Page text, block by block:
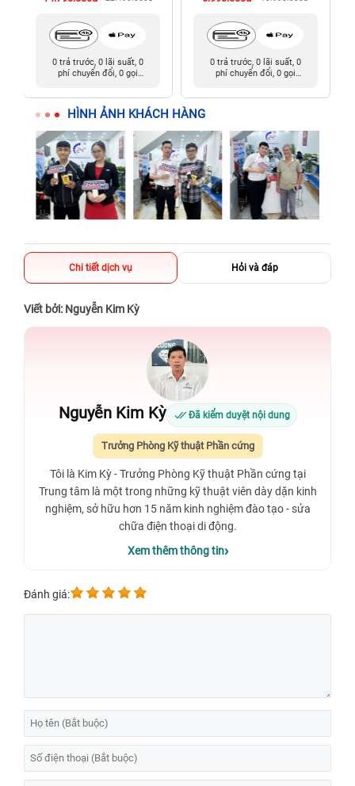
0 trả trước, 0 lãi suất, 0
phí chuyển đổi, 0 gọi
0 trả trước, 0 lãi suất, 0
phí chuyển đổi, 0 gọi
HÌNH ẢNH KHÁCH HÀNG
Chi tiết dịch vụ Hỏi và đáp
Viết bởi: Nguyễn Kim Kỳ
Nguyễn Kim Kỳ Đã kiểm duyệt nội dung
Trưởng Phòng Kỹ thuật Phần cứng
Tôi là Kim Kỳ - Trưởng Phòng Kỹ thuật Phần cứng tại
Trung tâm là một trong những kỹ thuật viên dày dặn kinh
nghiệm, sở hữu hơn 15 năm kinh nghiệm đào tạo - sửa
chữa điện thoại di động.
Xem thêm thông tin
Đánh giá: